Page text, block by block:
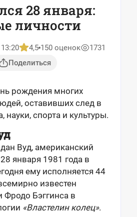
28 января:
личности
4,5 150 оценок
1731
Поделиться
рождения многих
оставивших след в
науки, спорта и культуры.
Вуд, американский
января 1981 года в
ему исполняется 44
известен
Фродо Бэггинса в
«Властелин колец».